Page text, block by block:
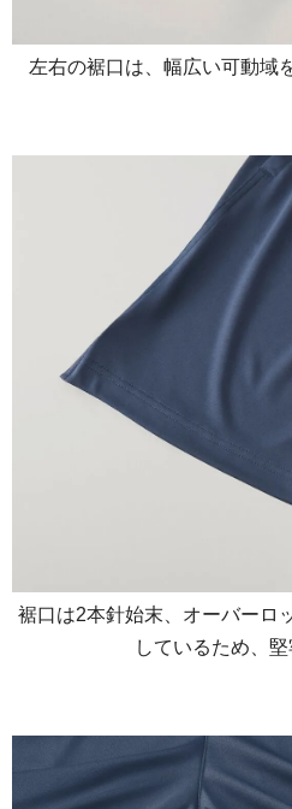
左右の裾口は、幅広い可動域
裾口は2本針始末、オーバーロ
しているため、